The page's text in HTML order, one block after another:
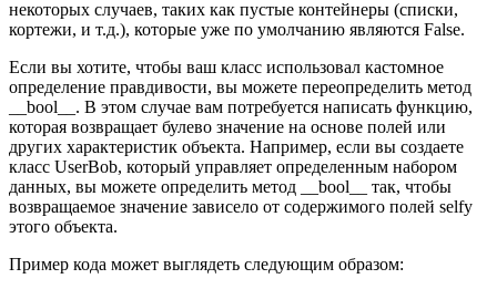
некоторых случаев, таких как пустые контейнеры (списки,
кортежи, и т.д.), которые уже по умолчанию являются False.
Если вы хотите, чтобы ваш класс использовал кастомное
определение правдивости, вы можете переопределить метод
__bool__. В этом случае вам потребуется написать функцию,
которая возвращает булево значение на основе полей или
других характеристик объекта. Например, если вы создаете
класс UserBob, который управляет определенным набором
данных, вы можете определить метод __bool__ так, чтобы
возвращаемое значение зависело от содержимого полей selfy
этого объекта.
Пример кода может выглядеть следующим образом: